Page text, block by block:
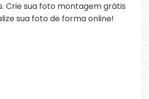
Crie sua foto montagem grátis
sua foto de forma online!